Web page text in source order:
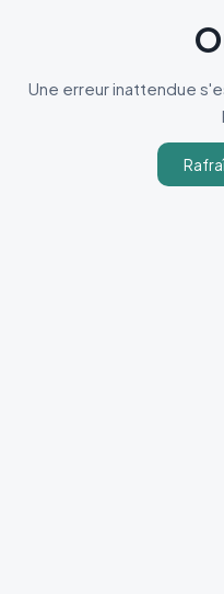
Une erreur inattendue